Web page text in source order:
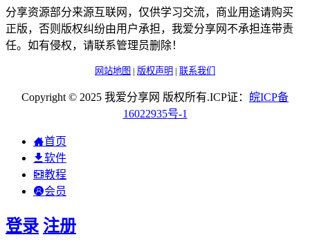
分享资源部分来源互联网，仅供学习交流，商业用途请购买
正版，否则版权纠纷由用户承担，我爱分享网不承担连带责
任。如有侵权，请联系管理员删除！
网站地图 | 版权声明 | 联系我们
Copyright © 2025 我爱分享网 版权所有.ICP证： 皖ICP备
16022935号-1
首页
软件
教程
会员
登录 注册